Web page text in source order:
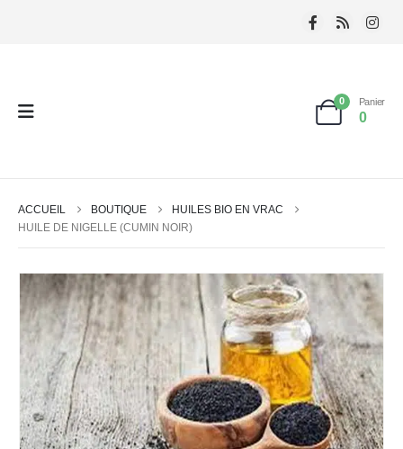
0 Panier
0
ACCUEIL BOUTIQUE
HUILES BIO EN VRAC
HUILE DE NIGELLE (CUMIN NOIR)